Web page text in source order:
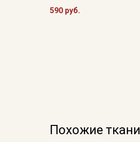
590 руб.
Похожие ткани